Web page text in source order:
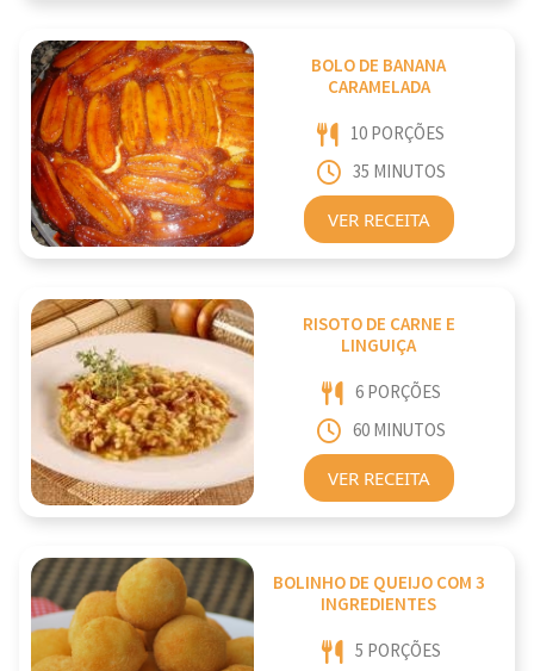
BOLO DE BANANA
CARAMELADA
10 PORÇÕES
35 MINUTOS
VER RECEITA
RISOTO DE CARNE E
LINGUIÇA
6 PORÇÕES
60 MINUTOS
VER RECEITA
BOLINHO DE QUEIJO COM 3
INGREDIENTES
5 PORÇÕES